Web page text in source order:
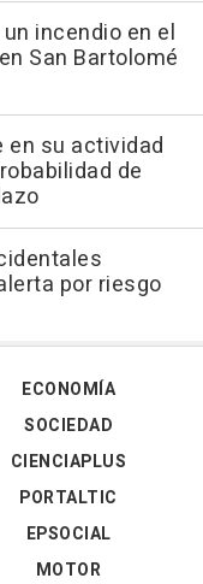
incendio en el
San Bartolomé
en su actividad
de
por riesgo
ECONOMÍA
SOCIEDAD
CIENCIAPLUS
PORTALTIC
EPSOCIAL
MOTOR